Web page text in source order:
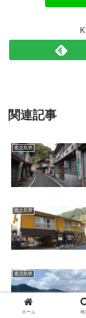
関連記事
鹿児島県
鹿児島県
鹿児島県
ホーム 検